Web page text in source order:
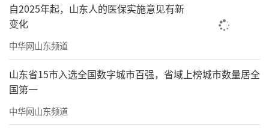
自2025年起，山东人的医保实施意见有新
变化
中华网山东频道
山东省15市入选全国数字城市百强，省域上榜城市数量居全
国第一
中华网山东频道